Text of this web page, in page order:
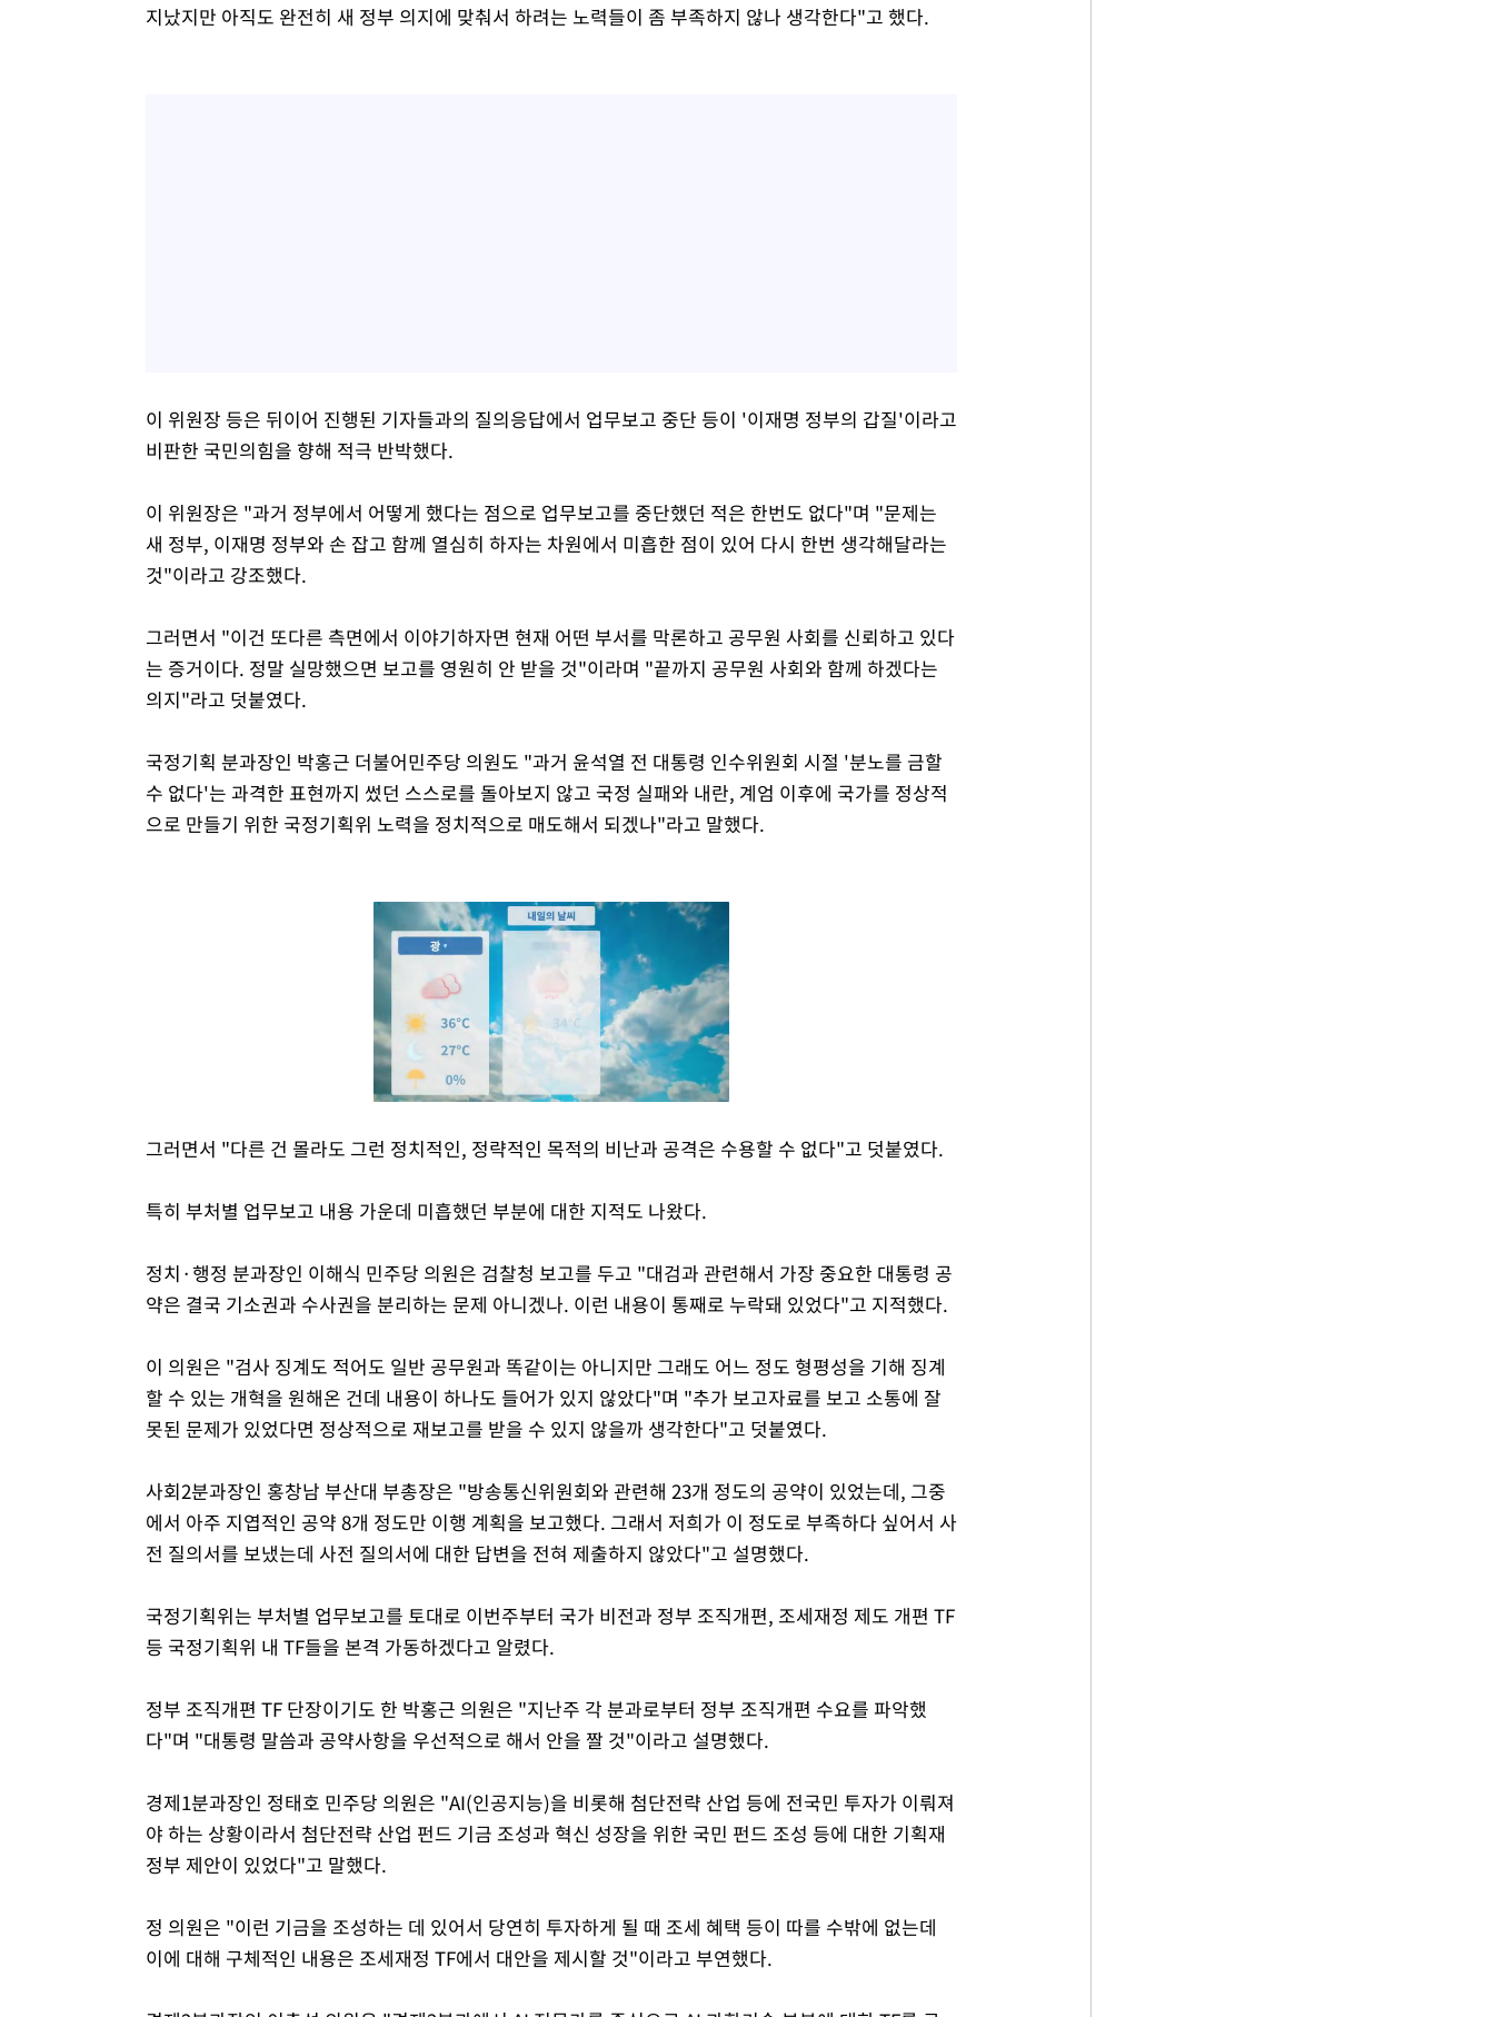
지났지만 아직도 완전히 새 정부 의지에 맞춰서 하려는 노력들이 좀 부족하지 않나 생각한다"고 했다.
이 위원장 등은 뒤이어 진행된 기자들과의 질의응답에서 업무보고 중단 등이 '이재명 정부의 갑질'이라고
비판한 국민의힘을 향해 적극 반박했다.
이 위원장은 "과거 정부에서 어떻게 했다는 점으로 업무보고를 중단했던 적은 한번도 없다"며 "문제는
새 정부, 이재명 정부와 손 잡고 함께 열심히 하자는 차원에서 미흡한 점이 있어 다시 한번 생각해달라는
것"이라고 강조했다.
그러면서 "이건 또다른 측면에서 이야기하자면 현재 어떤 부서를 막론하고 공무원 사회를 신뢰하고 있다
는 증거이다. 정말 실망했으면 보고를 영원히 안 받을 것"이라며 "끝까지 공무원 사회와 함께 하겠다는
의지"라고 덧붙였다.
국정기획 분과장인 박홍근 더불어민주당 의원도 "과거 윤석열 전 대통령 인수위원회 시절 '분노를 금할
수 없다'는 과격한 표현까지 썼던 스스로를 돌아보지 않고 국정 실패와 내란, 계엄 이후에 국가를 정상적
으로 만들기 위한 국정기획위 노력을 정치적으로 매도해서 되겠나"라고 말했다.
그러면서 "다른 건 몰라도 그런 정치적인, 정략적인 목적의 비난과 공격은 수용할 수 없다"고 덧붙였다.
특히 부처별 업무보고 내용 가운데 미흡했던 부분에 대한 지적도 나왔다.
정치·행정 분과장인 이해식 민주당 의원은 검찰청 보고를 두고 "대검과 관련해서 가장 중요한 대통령 공
약은 결국 기소권과 수사권을 분리하는 문제 아니겠나. 이런 내용이 통째로 누락돼 있었다"고 지적했다.
이 의원은 "검사 징계도 적어도 일반 공무원과 똑같이는 아니지만 그래도 어느 정도 형평성을 기해 징계
할 수 있는 개혁을 원해온 건데 내용이 하나도 들어가 있지 않았다"며 "추가 보고자료를 보고 소통에 잘
못된 문제가 있었다면 정상적으로 재보고를 받을 수 있지 않을까 생각한다"고 덧붙였다.
사회2분과장인 홍창남 부산대 부총장은 "방송통신위원회와 관련해 23개 정도의 공약이 있었는데, 그중
에서 아주 지엽적인 공약 8개 정도만 이행 계획을 보고했다. 그래서 저희가 이 정도로 부족하다 싶어서 사
전 질의서를 보냈는데 사전 질의서에 대한 답변을 전혀 제출하지 않았다"고 설명했다.
국정기획위는 부처별 업무보고를 토대로 이번주부터 국가 비전과 정부 조직개편, 조세재정 제도 개편 TF
등 국정기획위 내 TF들을 본격 가동하겠다고 알렸다.
정부 조직개편 TF 단장이기도 한 박홍근 의원은 "지난주 각 분과로부터 정부 조직개편 수요를 파악했
다"며 "대통령 말씀과 공약사항을 우선적으로 해서 안을 짤 것"이라고 설명했다.
경제1분과장인 정태호 민주당 의원은 "AI(인공지능)을 비롯해 첨단전략 산업 등에 전국민 투자가 이뤄져
야 하는 상황이라서 첨단전략 산업 펀드 기금 조성과 혁신 성장을 위한 국민 펀드 조성 등에 대한 기획재
정부 제안이 있었다"고 말했다.
정 의원은 "이런 기금을 조성하는 데 있어서 당연히 투자하게 될 때 조세 혜택 등이 따를 수밖에 없는데
이에 대해 구체적인 내용은 조세재정 TF에서 대안을 제시할 것"이라고 부연했다.